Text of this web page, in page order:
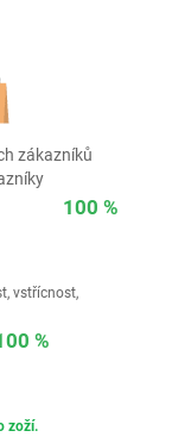
zákazníků
100 %
vstřícnost,
%
zoží.